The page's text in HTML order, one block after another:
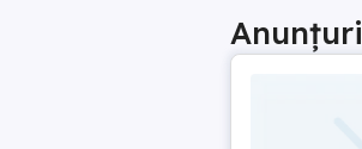
Anunțuri